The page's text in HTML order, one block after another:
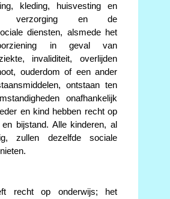
kleding, huisvesting en
verzorging en de
diensten, alsmede het
in geval van
invaliditeit, overlijden
ouderdom of een ander
ontstaan ten
onafhankelijk
en kind hebben recht op
bijstand. Alle kinderen, al
zullen dezelfde sociale
recht op onderwijs; het